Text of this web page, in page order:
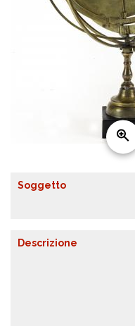
Soggetto
Descrizione